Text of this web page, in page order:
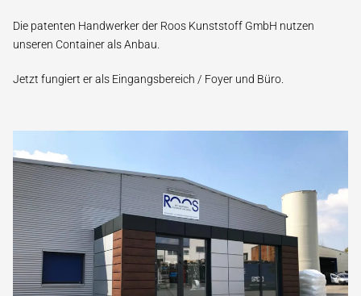
Die patenten Handwerker der Roos Kunststoff GmbH nutzen
unseren Container als Anbau.
Jetzt fungiert er als Eingangsbereich / Foyer und Büro.